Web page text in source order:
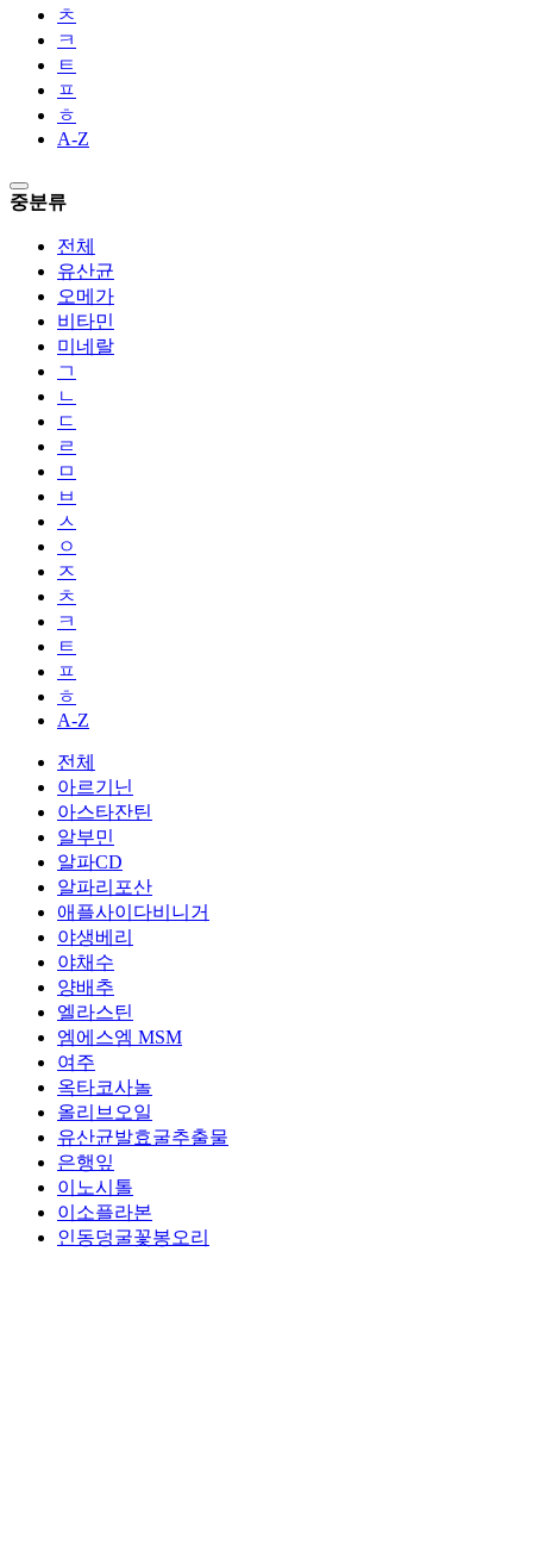
ㅊ
ㅋ
ㅌ
ㅍ
ㅎ
A-Z
중분류
전체
유산균
오메가
비타민
미네랄
ㄱ
ㄴ
ㄷ
ㄹ
ㅁ
ㅂ
ㅅ
ㅇ
ㅈ
ㅊ
ㅋ
ㅌ
ㅍ
ㅎ
A-Z
전체
아르기닌
아스타잔틴
알부민
알파CD
알파리포산
애플사이다비니거
야생베리
야채수
양배추
엘라스틴
엠에스엠 MSM
여주
옥타코사놀
올리브오일
유산균발효굴추출물
은행잎
이노시톨
이소플라본
인동덩굴꽃봉오리